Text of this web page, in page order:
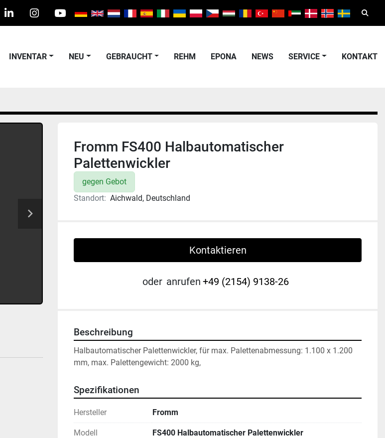
linkedininstagram
youtube Suche
INVENTAR NEU GEBRAUCHT NEWS
REHM EPONA SERVICE KONTAKT
Fromm FS400 Halbautomatischer
Palettenwickler
gegen Gebot
Standort: Aichwald, Deutschland
Kontaktieren
oder anrufen +49 (2154) 9138-26
Beschreibung
Halbautomatischer Palettenwickler, für max. Palettenabmessung: 1.100 x 1.200
mm, max. Palettengewicht: 2000 kg,
Spezifikationen
Hersteller Fromm
Modell FS400 Halbautomatischer Palettenwickler